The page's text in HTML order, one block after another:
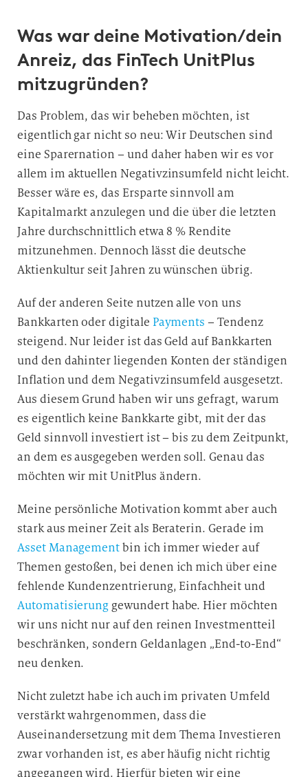
Was war deine Motivation/dein
Anreiz, das FinTech UnitPlus
mitzugründen?
Das Problem, das wir beheben möchten, ist
eigentlich gar nicht so neu: Wir Deutschen sind
eine Sparernation – und daher haben wir es vor
allem im aktuellen Negativzinsumfeld nicht leicht.
Besser wäre es, das Ersparte sinnvoll am
Kapitalmarkt anzulegen und die über die letzten
Jahre durchschnittlich etwa 8 % Rendite
mitzunehmen. Dennoch lässt die deutsche
Aktienkultur seit Jahren zu wünschen übrig.
Auf der anderen Seite nutzen alle von uns
Bankkarten oder digitale Payments – Tendenz
steigend. Nur leider ist das Geld auf Bankkarten
und den dahinter liegenden Konten der ständigen
Inflation und dem Negativzinsumfeld ausgesetzt.
Aus diesem Grund haben wir uns gefragt, warum
es eigentlich keine Bankkarte gibt, mit der das
Geld sinnvoll investiert ist – bis zu dem Zeitpunkt,
an dem es ausgegeben werden soll. Genau das
möchten wir mit UnitPlus ändern.
Meine persönliche Motivation kommt aber auch
stark aus meiner Zeit als Beraterin. Gerade im
Asset Managementbin ich immer wieder auf
Themen gestoßen, bei denen ich mich über eine
fehlende Kundenzentrierung, Einfachheit und
Automatisierung gewundert habe. Hier möchten
wir uns nicht nur auf den reinen Investmentteil
beschränken, sondern Geldanlagen „End-to-End“
neu denken.
Nicht zuletzt habe ich auch im privaten Umfeld
verstärkt wahrgenommen, dass die
Auseinandersetzung mit dem Thema Investieren
zwar vorhanden ist, es aber häufig nicht richtig
angegangen wird. Hierfür bieten wir eine